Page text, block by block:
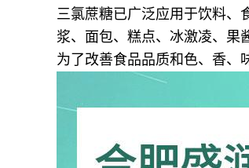
三氯蔗糖已广泛应用于饮料、
浆、面包、糕点、冰激凌、果
为了改善食品品质和色、香、